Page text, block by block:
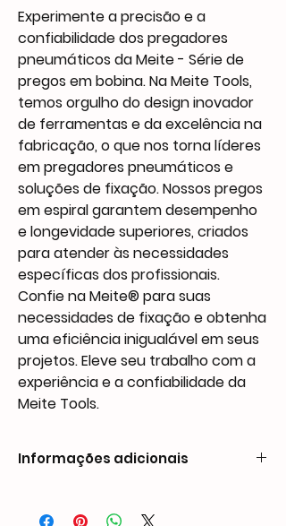
Experimente a precisão e a
confiabilidade dos pregadores
pneumáticos da Meite - Série de
pregos em bobina. Na Meite Tools,
temos orgulho do design inovador
de ferramentas e da excelência na
fabricação, o que nos torna líderes
em pregadores pneumáticos e
soluções de fixação. Nossos pregos
em espiral garantem desempenho
e longevidade superiores, criados
para atender às necessidades
específicas dos profissionais.
Confie na Meite® para suas
necessidades de fixação e obtenha
uma eficiência inigualável em seus
projetos. Eleve seu trabalho com a
experiência e a confiabilidade da
Meite Tools.
Informações adicionais